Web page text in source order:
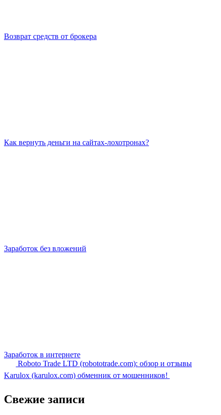
Возврат средств от брокера
Как вернуть деньги на сайтах-лохотронах?
Заработок без вложений
Заработок в интернете
Roboto Trade LTD (robototrade.com): обзор и отзывы
Karulox (karulox.com) обменник от мошенников!
Свежие записи